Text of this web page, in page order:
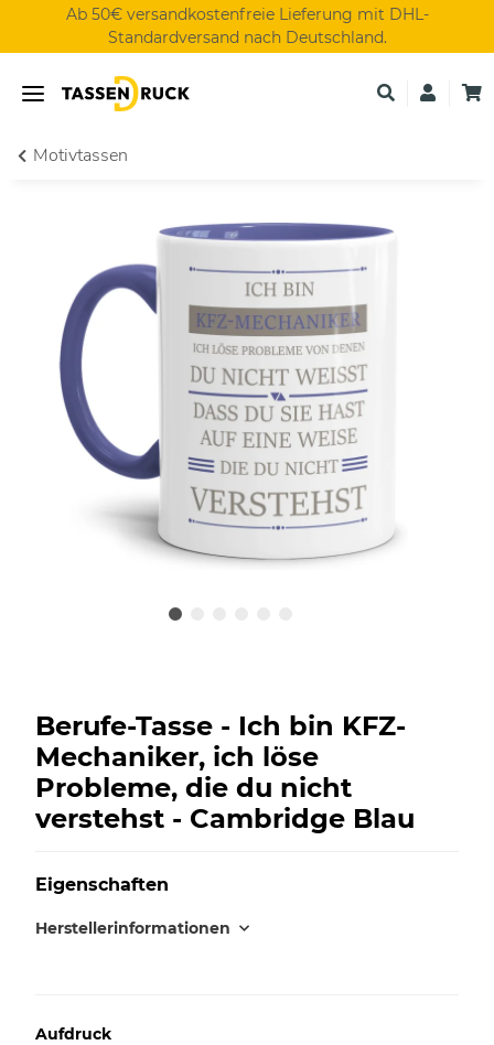
Ab 50€ versandkostenfreie Lieferung mit DHL-
Standardversand nach Deutschland.
Motivtassen
Berufe-Tasse - Ich bin KFZ-
Mechaniker, ich löse
Probleme, die du nicht
verstehst - Cambridge Blau
Eigenschaften
Herstellerinformationen
Aufdruck